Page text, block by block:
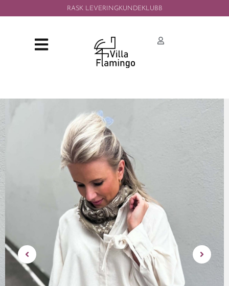
RASK LEVERINGKUNDEKLUBB